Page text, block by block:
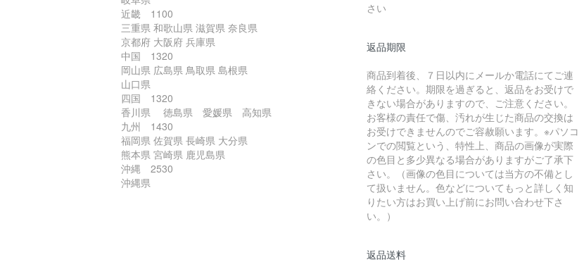
近畿 1100
三重県 和歌山県 滋賀県 奈良県
京都府 大阪府 兵庫県
中国 1320
岡山県 広島県 鳥取県 島根県
山口県
四国 1320
香川県 徳島県 愛媛県 高知県
九州 1430
福岡県 佐賀県 長崎県 大分県
熊本県 宮崎県 鹿児島県
沖縄 2530
沖縄県
さい
返品期限
商品到着後、７日以内にメールか電話にてご連
絡ください。期限を過ぎると、返品をお受けで
きない場合がありますので、ご注意ください。
お客様の責任で傷、汚れが生じた商品の交換は
お受けできませんのでご容赦願います。※パソコ
ンでの閲覧という、特性上、商品の画像が実際
の色目と多少異なる場合がありますがご了承下
さい。（画像の色目については当方の不備とし
て扱いません。色などについてもっと詳しく知
りたい方はお買い上げ前にお問い合わせ下さ
い。）
返品送料